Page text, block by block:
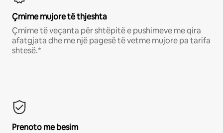
Çmime mujore të thjeshta
Çmime të veçanta për shtëpitë e pushimeve me qira
afatgjata dhe me një pagesë të vetme mujore pa tarifa
shtesë.*
Prenoto me besim